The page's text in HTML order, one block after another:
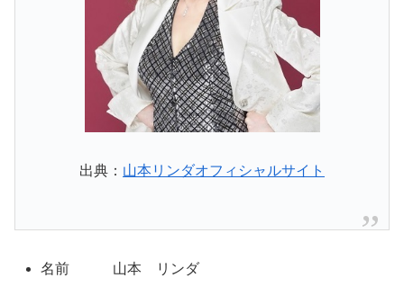
出典： 山本リンダオフィシャルサイト
名前 山本 リンダ